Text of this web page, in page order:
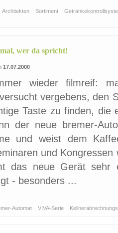
Architekten Sortiment
wer da spricht!
17.07.2000
wieder filmreif:
vergebens, den
Taste zu finden, die
der neue bremer-
und weist dem
und
das neue Gerät sehr
- besonders ...
Automat VIVA-Serie